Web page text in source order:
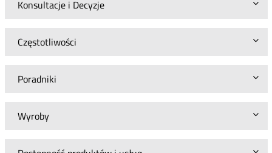
Konsultacje i Decyzje
Częstotliwości
Poradniki
Wyroby